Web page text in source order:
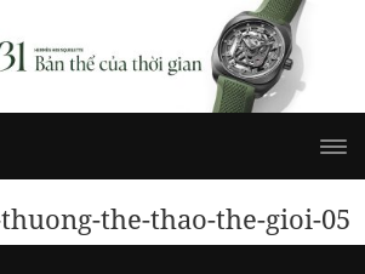
the-thao-the-gioi-05